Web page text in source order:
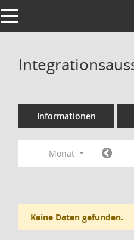
Toggle navigation
Informationen
Monat
Keine Daten gefunden.